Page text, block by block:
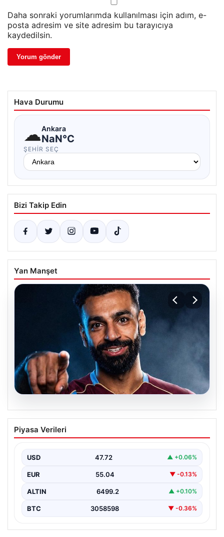
Daha sonraki yorumlarımda kullanılması için adım, e-
posta adresim ve site adresim bu tarayıcıya
kaydedilsin.
Hava Durumu
☁Ankara
NaN°C
ŞEHIR SEÇ
Bizi Takip Edin
Yan Manşet
Mohamed Salah transferinin detayları
açıklandı!
Piyasa Verileri
USD 47.72 ▲ +0.06%
EUR 55.04 ▼ -0.13%
ALTIN 6499.2 ▲ +0.10%
BTC 3058598 ▼ -0.36%